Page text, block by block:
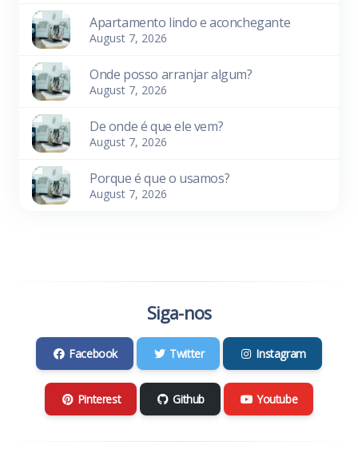
Apartamento lindo e aconchegante
August 7, 2026
Onde posso arranjar algum?
August 7, 2026
De onde é que ele vem?
August 7, 2026
Porque é que o usamos?
August 7, 2026
Siga-nos
Facebook Twitter Instagram
Pinterest Github Youtube